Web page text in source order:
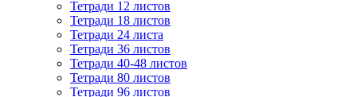
Тетради 12 листов
Тетради 18 листов
Тетради 24 листа
Тетради 36 листов
Тетради 40-48 листов
Тетради 80 листов
Тетради 96 листов